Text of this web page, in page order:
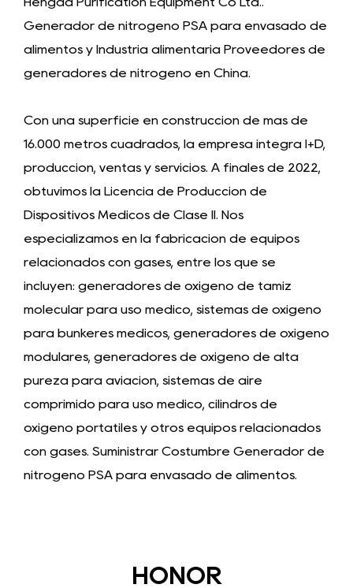
Generador de nitrógeno PSA para envasado de
alimentos y Industria alimentaria Proveedores de
generadores de nitrógeno en China.
Con una superficie en construcción de más de
16.000 metros cuadrados, la empresa integra I+D,
producción, ventas y servicios. A finales de 2022,
obtuvimos la Licencia de Producción de
Dispositivos Médicos de Clase II. Nos
especializamos en la fabricación de equipos
relacionados con gases, entre los que se
incluyen: generadores de oxígeno de tamiz
molecular para uso médico, sistemas de oxígeno
para búnkeres médicos, generadores de oxígeno
modulares, generadores de oxígeno de alta
pureza para aviación, sistemas de aire
comprimido para uso médico, cilindros de
oxígeno portátiles y otros equipos relacionados
con gases. Suministrar Costumbre Generador de
nitrógeno PSA para envasado de alimentos.
HONOR